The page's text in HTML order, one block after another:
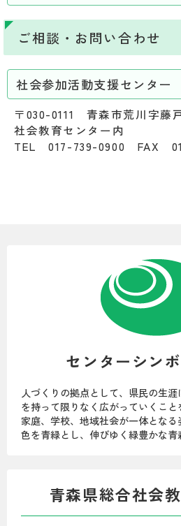
ご相談・お問い合わせ
社会参加活動支援センター
〒030-0111 青森市荒川字藤
社会教育センター内
TEL 017-739-0900 FAX
センターシン
人づくりの拠点として、県民の生
を持って限りなく広がっていくこと
家庭、学校、地域社会が一体となる
色を青緑とし、伸びゆく緑豊かな青
青森県総合社会